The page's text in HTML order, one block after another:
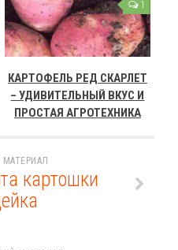
1
КАРТОФЕЛЬ РЕД СКАРЛЕТ
– УДИВИТЕЛЬНЫЙ ВКУС И
ПРОСТАЯ АГРОТЕХНИКА
картошки